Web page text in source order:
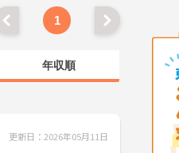
1
年収順
更新日：2026年05月11日